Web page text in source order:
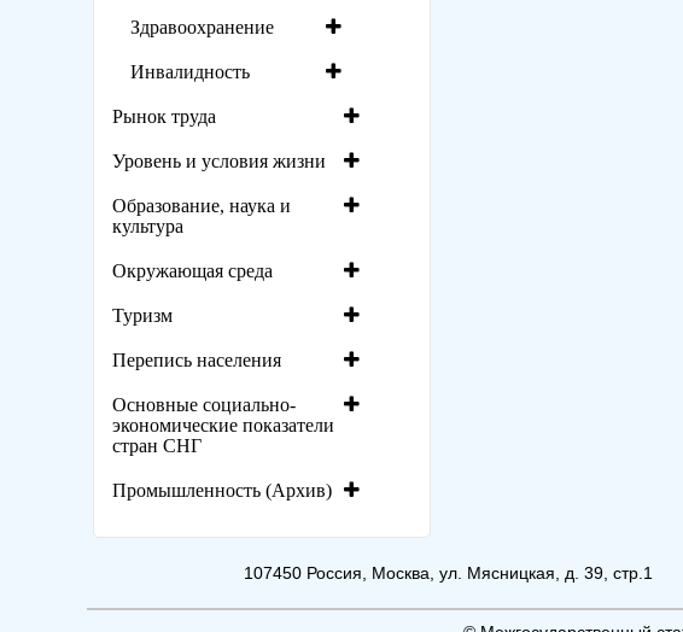
Здравоохранение
Инвалидность
Рынок труда
Уровень и условия жизни
Образование, наука и
культура
Окружающая среда
Туризм
Перепись населения
Основные социально-
экономические показатели
стран СНГ
Промышленность (Архив)
107450 Россия, Москва, ул. Мясницкая, д. 39, стр.1